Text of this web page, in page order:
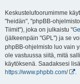
Keskustelufoorumimme
"heidän", "phpBB-
Tiimit"), joka on julkaistu "
(jälkeenpäin "GPL") ja se
phpBB-ohjelmisto luo vain
ole vastuussa siitä, mitä
käytöksenä. Saadaksesi
https://www.phpbb.com/